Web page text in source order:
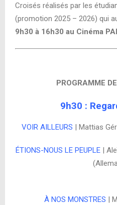
Croisés réalisés par les
(promotion 2025 – 2026) qui
9h30 à 16h30 au Cinéma
PROGRAMME
9h30 :
VOIR AILLEURS | Mattias
ÉTIONS-NOUS LE PEUPLE |
À NOS MONSTRES |